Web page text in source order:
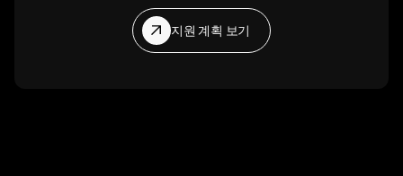
지원 계획 보기